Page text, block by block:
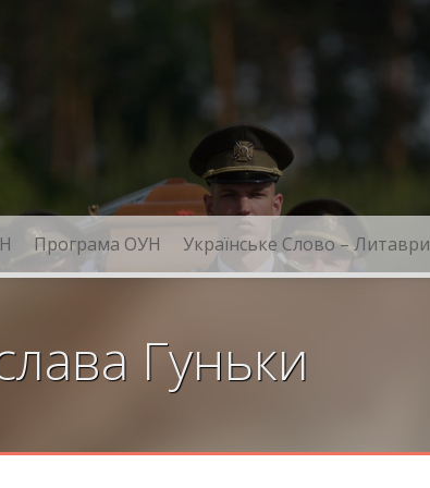
Програма ОУН Українське Слово – Литаври
Гуньки